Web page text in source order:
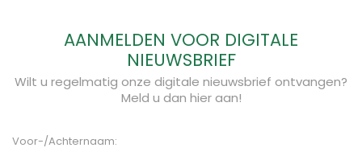
AANMELDEN VOOR DIGITALE
NIEUWSBRIEF
Wilt u regelmatig onze digitale nieuwsbrief ontvangen?
Meld u dan hier aan!
Voor-/Achternaam: